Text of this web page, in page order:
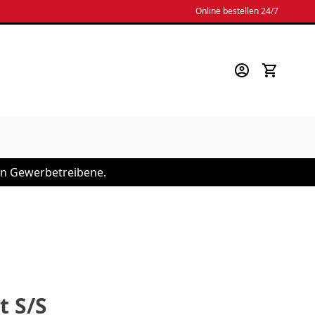
Online bestellen 24/7
Gewerbetreibene.
S/S